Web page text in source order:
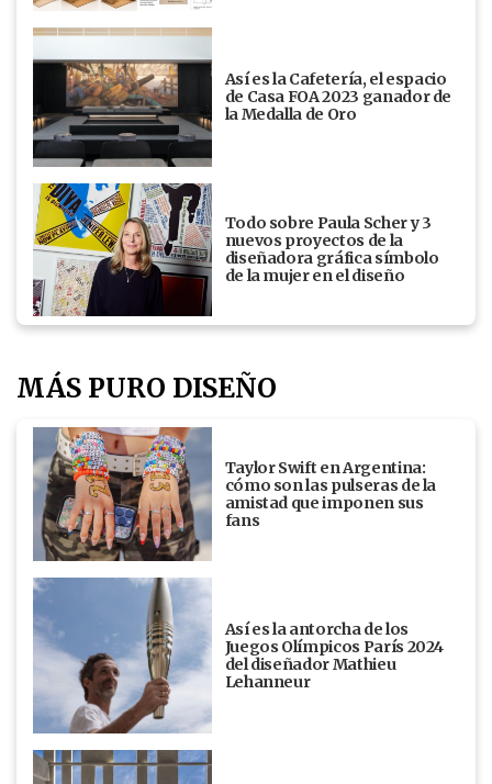
Así es la Cafetería, el espacio
de Casa FOA 2023 ganador de
la Medalla de Oro
Todo sobre Paula Scher y 3
nuevos proyectos de la
diseñadora gráfica símbolo
de la mujer en el diseño
MÁS PURO DISEÑO
Taylor Swift en Argentina:
cómo son las pulseras de la
amistad que imponen sus
fans
Así es la antorcha de los
Juegos Olímpicos París 2024
del diseñador Mathieu
Lehanneur